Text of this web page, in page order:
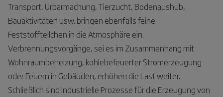
Transport, Urbarmachung, Tierzucht, Bodenaushub,
Bauaktivitäten usw. bringen ebenfalls feine
Feststoffteilchen in die Atmosphäre ein.
Verbrennungsvorgänge, sei es im Zusammenhang mit
Wohnraumbeheizung, kohlebefeuerter Stromerzeugung
oder Feuern in Gebäuden, erhöhen die Last weiter.
Schließlich sind industrielle Prozesse für die Erzeugung von